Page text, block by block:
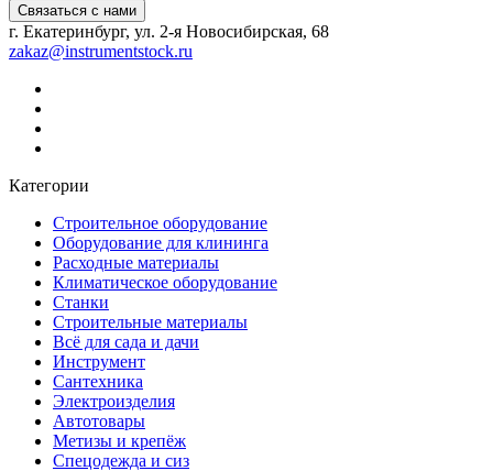
Связаться с нами
г. Екатеринбург, ул. 2-я Новосибирская, 68
zakaz@instrumentstock.ru
Категории
Строительное оборудование
Оборудование для клининга
Расходные материалы
Климатическое оборудование
Станки
Строительные материалы
Всё для сада и дачи
Инструмент
Сантехника
Электроизделия
Автотовары
Метизы и крепёж
Спецодежда и сиз